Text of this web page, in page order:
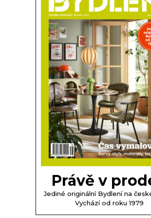
Právě v
Jediné originální Bydlení na
Vychází od roku 1979